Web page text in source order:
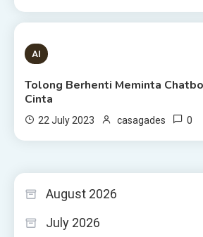
3 MINS READ
AI
Tolong Berhenti Meminta
Cinta
22 July 2023 casagades 0
August 2026
July 2026